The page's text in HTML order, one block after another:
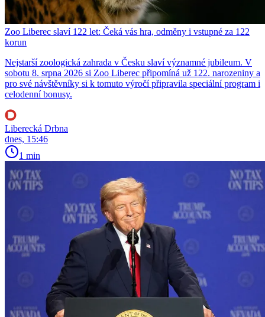
Zoo Liberec slaví 122 let: Čeká vás hra, odměny i vstupné za 122
korun
Nejstarší zoologická zahrada v Česku slaví významné jubileum. V
sobotu 8. srpna 2026 si Zoo Liberec připomíná už 122. narozeniny a
pro své návštěvníky si k tomuto výročí připravila speciální program i
celodenní bonusy.
Liberecká Drbna
dnes, 15:46
1 min